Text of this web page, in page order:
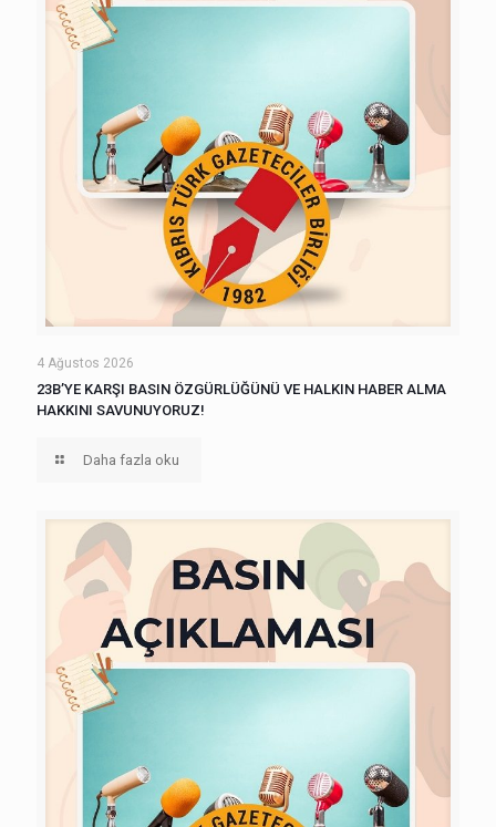
4 Ağustos 2026
23B’YE KARŞI BASIN ÖZGÜRLÜĞÜNÜ VE HALKIN HABER ALMA
HAKKINI SAVUNUYORUZ!
Daha fazla oku